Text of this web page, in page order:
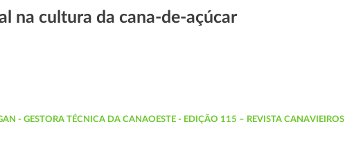
na cultura da cana-de-açúcar
- GESTORA TÉCNICA DA CANAOESTE - EDIÇÃO 115 – REVISTA CANAVIEIROS